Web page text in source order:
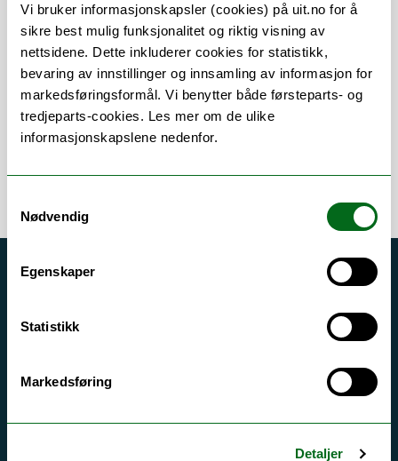
Vi bruker informasjonskapsler (cookies) på uit.no for å
sikre best mulig funksjonalitet og riktig visning av
nettsidene. Dette inkluderer cookies for statistikk,
bevaring av innstillinger og innsamling av informasjon for
markedsføringsformål. Vi benytter både førsteparts- og
tredjeparts-cookies. Les mer om de ulike
informasjonskapslene nedenfor.
Nødvendig
Egenskaper
Statistikk
Markedsføring
Detaljer
Om Forskning og undervisning
Akutt hjelp
Personvern ved UiT